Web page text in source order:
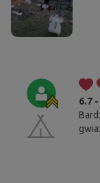
6.7